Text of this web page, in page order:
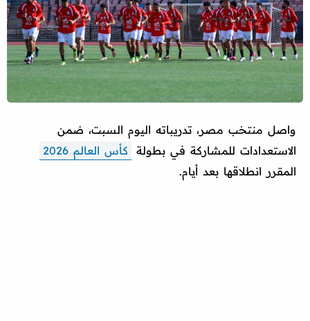
واصل منتخب مصر، تدريباته اليوم السبت، ضمن
الاستعدادات للمشاركة في بطولة
كأس العالم 2026
المقرر انطلاقها بعد أيام.